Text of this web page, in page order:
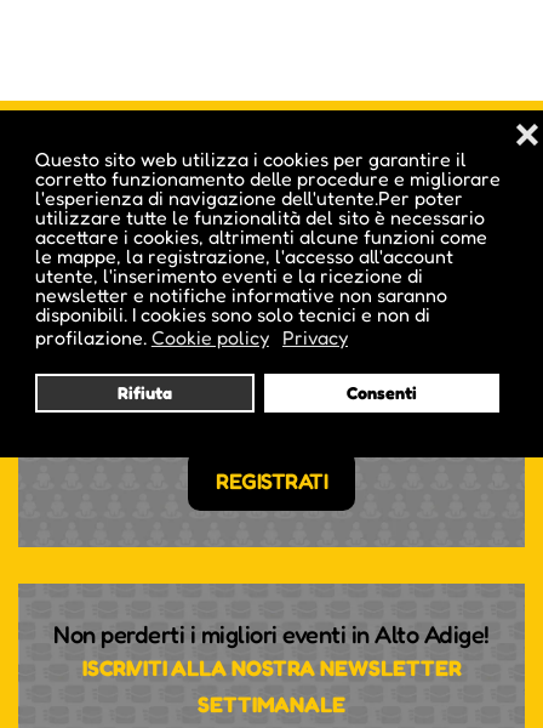
Questo sito web utilizza i cookies per garantire il
corretto funzionamento delle procedure e migliorare
l'esperienza di navigazione dell'utente.Per poter
utilizzare tutte le funzionalità del sito è necessario
accettare i cookies, altrimenti alcune funzioni come
le mappe, la registrazione, l'accesso all'account
utente, l'inserimento eventi e la ricezione di
newsletter e notifiche informative non saranno
disponibili. I cookies sono solo tecnici e non di
profilazione. Cookie policy Privacy
Rifiuta Consenti
❌
Inserisci i tuoi eventi sul primo e più amato
calendario di eventi dell'Alto Adige!
HAI GIÀ UN ACCOUNT?
ACCEDI
NON HAI ANCORA UN ACCOUNT?
REGISTRATI
Non perderti i migliori eventi in Alto Adige!
ISCRIVITI ALLA NOSTRA NEWSLETTER
SETTIMANALE